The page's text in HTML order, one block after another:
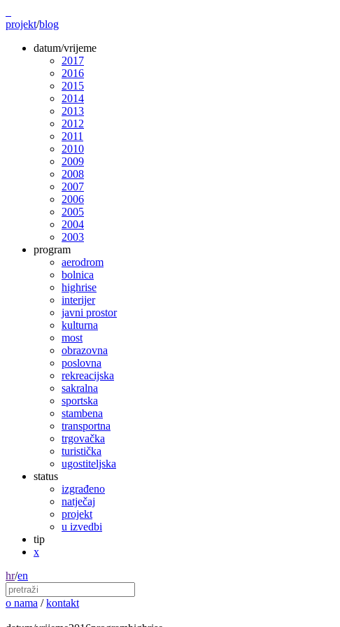
projekt/blog
datum/vrijeme
2017
2016
2015
2014
2013
2012
2011
2010
2009
2008
2007
2006
2005
2004
2003
program
aerodrom
bolnica
highrise
interijer
javni prostor
kulturna
most
obrazovna
poslovna
rekreacijska
sakralna
sportska
stambena
transportna
trgovačka
turistička
ugostiteljska
status
izgrađeno
natječaj
projekt
u izvedbi
tip
x
hr/en
o nama / kontakt